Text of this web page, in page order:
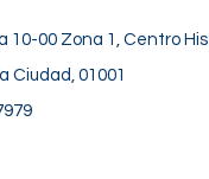
10-00 Zona 1, Centro
Ciudad, 01001